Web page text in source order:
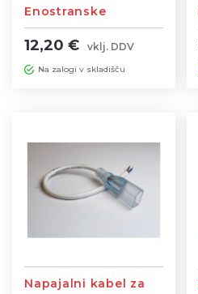
Enostranske
Svetlobne table
AZLCW116
12,20 € vklj. DDV
Na zalogi v skladišču
Napajalni kabel za